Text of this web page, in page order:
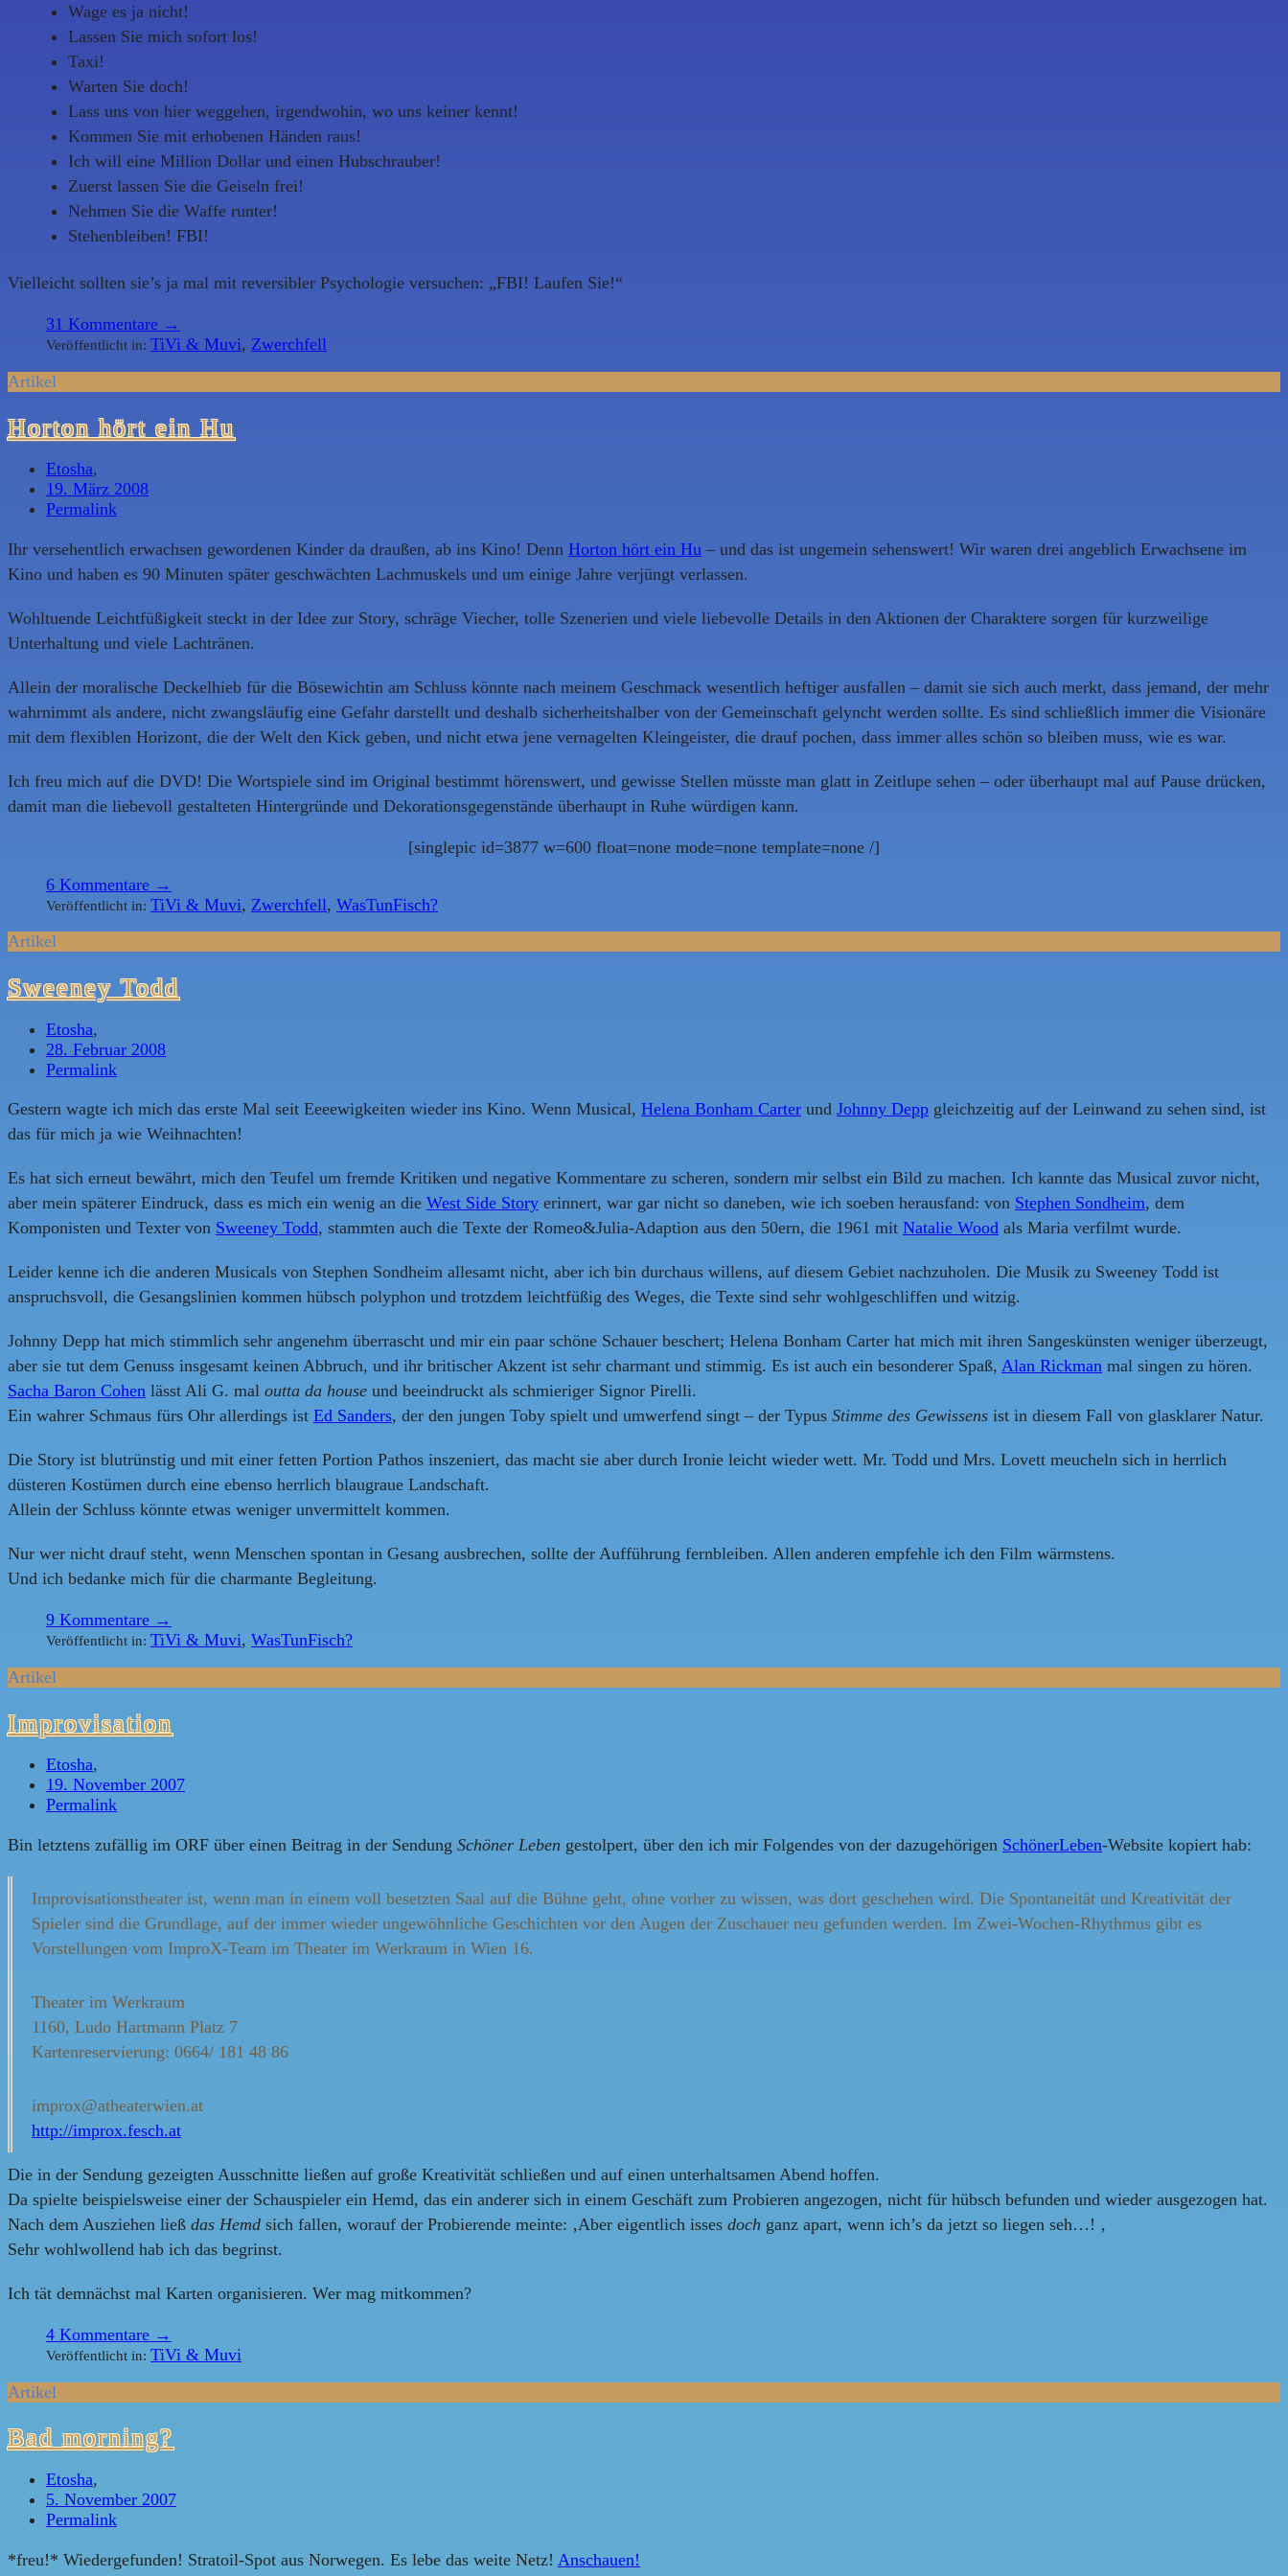
Wage es ja nicht!
Lassen Sie mich sofort los!
Taxi!
Warten Sie doch!
Lass uns von hier weggehen, irgendwohin, wo uns keiner kennt!
Kommen Sie mit erhobenen Händen raus!
Ich will eine Million Dollar und einen Hubschrauber!
Zuerst lassen Sie die Geiseln frei!
Nehmen Sie die Waffe runter!
Stehenbleiben! FBI!
Vielleicht sollten sie’s ja mal mit reversibler Psychologie versuchen: „FBI! Laufen Sie!“
31 Kommentare →
Veröffentlicht in: TiVi & Muvi, Zwerchfell
Artikel
Horton hört ein Hu
Etosha,
19. März 2008
Permalink
Ihr versehentlich erwachsen gewordenen Kinder da draußen, ab ins Kino! Denn Horton hört ein Hu – und das ist ungemein sehenswert! Wir waren drei angeblich Erwachsene im
Kino und haben es 90 Minuten später geschwächten Lachmuskels und um einige Jahre verjüngt verlassen.
Wohltuende Leichtfüßigkeit steckt in der Idee zur Story, schräge Viecher, tolle Szenerien und viele liebevolle Details in den Aktionen der Charaktere sorgen für kurzweilige
Unterhaltung und viele Lachtränen.
Allein der moralische Deckelhieb für die Bösewichtin am Schluss könnte nach meinem Geschmack wesentlich heftiger ausfallen – damit sie sich auch merkt, dass jemand, der mehr
wahrnimmt als andere, nicht zwangsläufig eine Gefahr darstellt und deshalb sicherheitshalber von der Gemeinschaft gelyncht werden sollte. Es sind schließlich immer die Visionäre
mit dem flexiblen Horizont, die der Welt den Kick geben, und nicht etwa jene vernagelten Kleingeister, die drauf pochen, dass immer alles schön so bleiben muss, wie es war.
Ich freu mich auf die DVD! Die Wortspiele sind im Original bestimmt hörenswert, und gewisse Stellen müsste man glatt in Zeitlupe sehen – oder überhaupt mal auf Pause drücken,
damit man die liebevoll gestalteten Hintergründe und Dekorationsgegenstände überhaupt in Ruhe würdigen kann.
[singlepic id=3877 w=600 float=none mode=none template=none /]
6 Kommentare →
Veröffentlicht in: TiVi & Muvi, Zwerchfell, WasTunFisch?
Artikel
Sweeney Todd
Etosha,
28. Februar 2008
Permalink
Gestern wagte ich mich das erste Mal seit Eeeewigkeiten wieder ins Kino. Wenn Musical, Helena Bonham Carter und Johnny Depp gleichzeitig auf der Leinwand zu sehen sind, ist
das für mich ja wie Weihnachten!
Es hat sich erneut bewährt, mich den Teufel um fremde Kritiken und negative Kommentare zu scheren, sondern mir selbst ein Bild zu machen. Ich kannte das Musical zuvor nicht,
aber mein späterer Eindruck, dass es mich ein wenig an die West Side Story erinnert, war gar nicht so daneben, wie ich soeben herausfand: von Stephen Sondheim, dem
Komponisten und Texter von Sweeney Todd, stammten auch die Texte der Romeo&Julia-Adaption aus den 50ern, die 1961 mit Natalie Wood als Maria verfilmt wurde.
Leider kenne ich die anderen Musicals von Stephen Sondheim allesamt nicht, aber ich bin durchaus willens, auf diesem Gebiet nachzuholen. Die Musik zu Sweeney Todd ist
anspruchsvoll, die Gesangslinien kommen hübsch polyphon und trotzdem leichtfüßig des Weges, die Texte sind sehr wohlgeschliffen und witzig.
Johnny Depp hat mich stimmlich sehr angenehm überrascht und mir ein paar schöne Schauer beschert; Helena Bonham Carter hat mich mit ihren Sangeskünsten weniger überzeugt,
aber sie tut dem Genuss insgesamt keinen Abbruch, und ihr britischer Akzent ist sehr charmant und stimmig. Es ist auch ein besonderer Spaß, Alan Rickman mal singen zu hören.
Sacha Baron Cohen lässt Ali G. mal outta da house und beeindruckt als schmieriger Signor Pirelli.
Ein wahrer Schmaus fürs Ohr allerdings ist Ed Sanders, der den jungen Toby spielt und umwerfend singt – der Typus Stimme des Gewissens ist in diesem Fall von glasklarer Natur.
Die Story ist blutrünstig und mit einer fetten Portion Pathos inszeniert, das macht sie aber durch Ironie leicht wieder wett. Mr. Todd und Mrs. Lovett meucheln sich in herrlich
düsteren Kostümen durch eine ebenso herrlich blaugraue Landschaft.
Allein der Schluss könnte etwas weniger unvermittelt kommen.
Nur wer nicht drauf steht, wenn Menschen spontan in Gesang ausbrechen, sollte der Aufführung fernbleiben. Allen anderen empfehle ich den Film wärmstens.
Und ich bedanke mich für die charmante Begleitung.
9 Kommentare →
Veröffentlicht in: TiVi & Muvi, WasTunFisch?
Artikel
Improvisation
Etosha,
19. November 2007
Permalink
Bin letztens zufällig im ORF über einen Beitrag in der Sendung Schöner Leben gestolpert, über den ich mir Folgendes von der dazugehörigen SchönerLeben-Website kopiert hab:
Improvisationstheater ist, wenn man in einem voll besetzten Saal auf die Bühne geht, ohne vorher zu wissen, was dort geschehen wird. Die Spontaneität und Kreativität der
Spieler sind die Grundlage, auf der immer wieder ungewöhnliche Geschichten vor den Augen der Zuschauer neu gefunden werden. Im Zwei-Wochen-Rhythmus gibt es
Vorstellungen vom ImproX-Team im Theater im Werkraum in Wien 16.
Theater im Werkraum
1160, Ludo Hartmann Platz 7
Kartenreservierung: 0664/ 181 48 86
improx@atheaterwien.at
http://improx.fesch.at
Die in der Sendung gezeigten Ausschnitte ließen auf große Kreativität schließen und auf einen unterhaltsamen Abend hoffen.
Da spielte beispielsweise einer der Schauspieler ein Hemd, das ein anderer sich in einem Geschäft zum Probieren angezogen, nicht für hübsch befunden und wieder ausgezogen hat.
Nach dem Ausziehen ließ das Hemd sich fallen, worauf der Probierende meinte: ‚Aber eigentlich isses doch ganz apart, wenn ich’s da jetzt so liegen seh…! ‚
Sehr wohlwollend hab ich das begrinst.
Ich tät demnächst mal Karten organisieren. Wer mag mitkommen?
4 Kommentare →
Veröffentlicht in: TiVi & Muvi
Artikel
Bad morning?
Etosha,
5. November 2007
Permalink
*freu!* Wiedergefunden! Stratoil-Spot aus Norwegen. Es lebe das weite Netz! Anschauen!